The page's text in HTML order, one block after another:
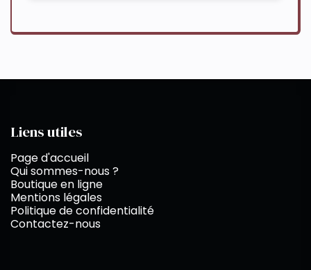
Liens utiles
Page d'accueil
Qui sommes-nous ?
Boutique en ligne
Mentions légales
Politique de confidentialité
Contactez-nous